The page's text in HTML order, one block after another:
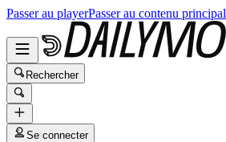
Passer au playerPasser au contenu principal
Rechercher
Se connecter